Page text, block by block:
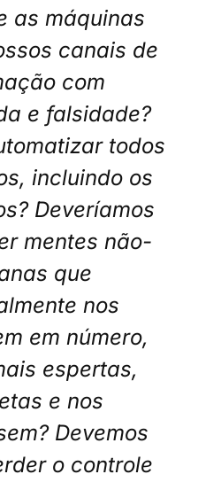
as máquinas
canais de
com
e falsidade?
todos
incluindo os
Deveríamos
mentes não-
que
nos
em número,
espertas,
e nos
Devemos
o controle